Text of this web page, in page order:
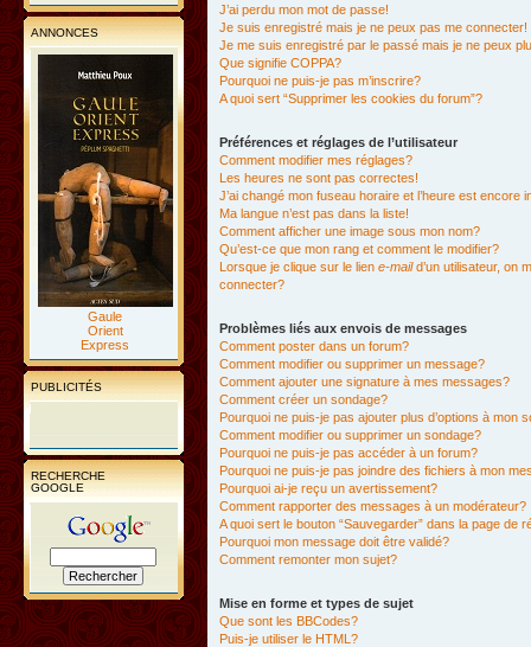
ANNONCES
Gaule
Orient
Express
PUBLICITÉS
RECHERCHE
GOOGLE
J’ai perdu mon mot de passe!
Je suis enregistré mais je ne peux pas me connecter!
Je me suis enregistré par le passé mais je ne peux
Que signifie COPPA?
Pourquoi ne puis-je pas m’inscrire?
A quoi sert “Supprimer les cookies du forum”?
Préférences et réglages de l’utilisateur
Comment modifier mes réglages?
Les heures ne sont pas correctes!
J’ai changé mon fuseau horaire et l’heure est encore
Ma langue n’est pas dans la liste!
Comment afficher une image sous mon nom?
Qu’est-ce que mon rang et comment le modifier?
Lorsque je clique sur le lien e-maild’un utilisateur, on
connecter?
Problèmes liés aux envois de messages
Comment poster dans un forum?
Comment modifier ou supprimer un message?
Comment ajouter une signature à mes messages?
Comment créer un sondage?
Pourquoi ne puis-je pas ajouter plus d’options à mon
Comment modifier ou supprimer un sondage?
Pourquoi ne puis-je pas accéder à un forum?
Pourquoi ne puis-je pas joindre des fichiers à mon
Pourquoi ai-je reçu un avertissement?
Comment rapporter des messages à un modérateur?
A quoi sert le bouton “Sauvegarder” dans la page de
Pourquoi mon message doit être validé?
Comment remonter mon sujet?
Mise en forme et types de sujet
Que sont les BBCodes?
Puis-je utiliser le HTML?